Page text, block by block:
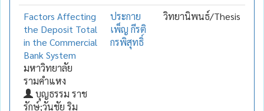
Factors Affecting
the Deposit Total
in the Commercial
Bank System
มหาวิทยาลัย
รามคำแหง
บุญธรรม ราช
รักษ์;วันชัย ริม
ประกาย
เพ็ญ กีรติ
กรพิสุทธิ์
วิทยานิพนธ์/Thesis